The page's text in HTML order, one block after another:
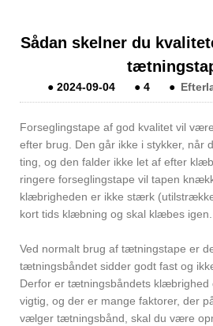
Sådan skelner du
● 2024-09-04 ● 4 ●
Forseglingstape af god kvalitet vil
efter brug. Den går ikke i stykker, når
ting, og den falder ikke let af efter
ringere forseglingstape vil tapen
klæbrigheden er ikke stærk
kort tids klæbning og skal klæbes igen.
Ved normalt brug af tætningstape er
tætningsbåndet sidder godt fast og
Derfor er tætningsbåndets
vigtig, og der er mange faktorer, der
vælger tætningsbånd, skal du være